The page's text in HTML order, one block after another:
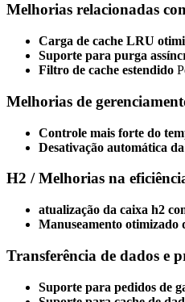
Melhorias relacionadas
Carga de cache LRU
Suporte para purga
Filtro de cache estendido
Melhorias de
Controle mais forte do
Desativação automática
H2 / Melhorias na
atualização da caixa h2
Manuseamento otimizado
Transferência de dados e
Suporte para pedidos de